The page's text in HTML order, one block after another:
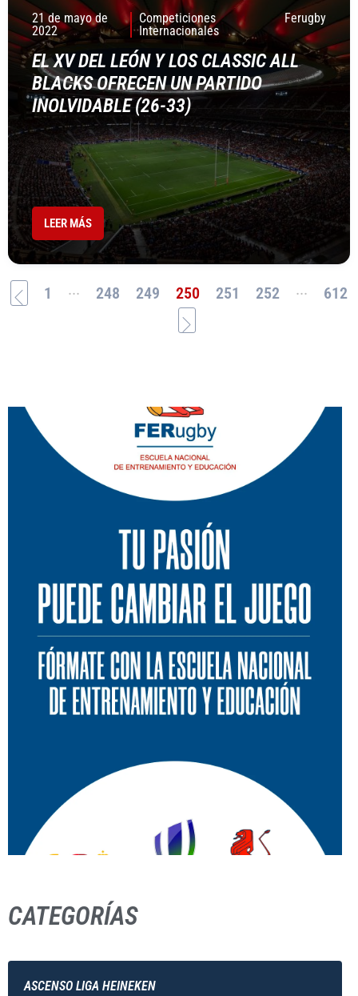
21 de mayo de
2022
Competiciones
Internacionales
Ferugby
EL XV DEL LEÓN Y LOS CLASSIC ALL
BLACKS OFRECEN UN PARTIDO
INOLVIDABLE (26-33)
LEER MÁS
1 ... 248 249 250 251 252 ... 612
CATEGORÍAS
ASCENSO LIGA HEINEKEN